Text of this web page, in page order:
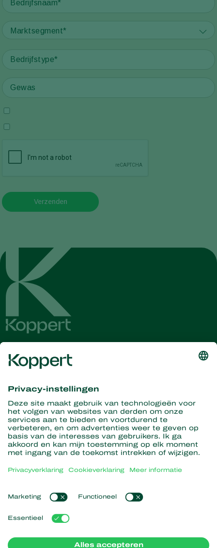
Marktsegment*
Verzenden
Ontvang het laatste nieuws en
informatie
Hier aanmelden
Partners with Nature
Roofmijten
Roofinsecten
Nuttige nematoden
Nuttige micro-organismen
Gewasbescherming
Nieuws en informatie
Duurzaamheid
Werken bij Koppert
Contact
Populaire links
Ervaringen van klanten
Koppert One
Koppert Global